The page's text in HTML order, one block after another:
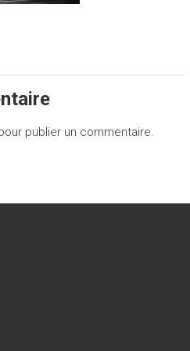
publier un commentaire.